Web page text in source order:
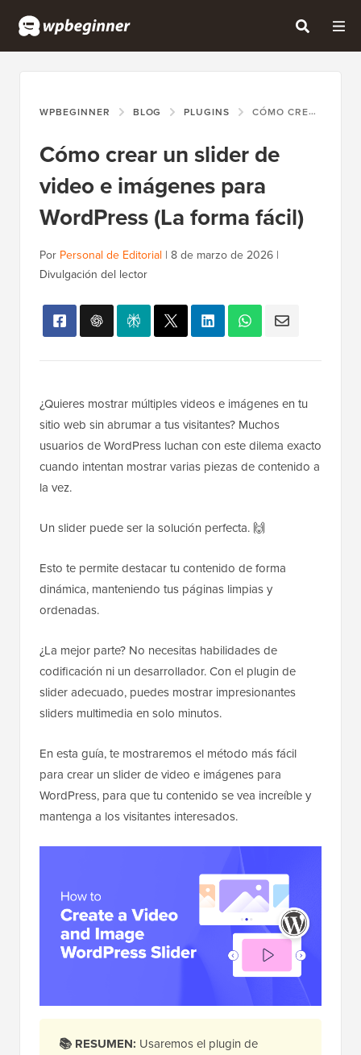
WPBEGINNER BLOG PLUGINS CÓMO CREAR UN SLIDER DE VIDEO E IMÁGENES PARA WORDPRESS (LA FORMA FÁCIL)
Cómo crear un slider de
video e imágenes para
WordPress (La forma fácil)
Por Personal de Editorial | 8 de marzo de 2026 |
Divulgación del lector
¿Quieres mostrar múltiples videos e imágenes en tu
sitio web sin abrumar a tus visitantes? Muchos
usuarios de WordPress luchan con este dilema exacto
cuando intentan mostrar varias piezas de contenido a
la vez.
Un slider puede ser la solución perfecta. 🙌
Esto te permite destacar tu contenido de forma
dinámica, manteniendo tus páginas limpias y
ordenadas.
¿La mejor parte? No necesitas habilidades de
codificación ni un desarrollador. Con el plugin de
slider adecuado, puedes mostrar impresionantes
sliders multimedia en solo minutos.
En esta guía, te mostraremos el método más fácil
para crear un slider de video e imágenes para
WordPress, para que tu contenido se vea increíble y
mantenga a los visitantes interesados.
📚 RESUMEN: Usaremos el plugin de